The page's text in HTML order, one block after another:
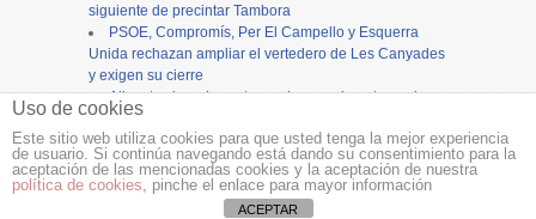
siguiente de precintar Tambora
PSOE, Compromís, Per El Campello y Esquerra
Unida rechazan ampliar el vertedero de Les Canyades
y exigen su cierre
Alicante cierra los actos en honor a la patrona, la
Virgen del Remedio, con una concurrida procesión
Copyright ©12tvy12endigital.es
Uso de cookies
Este sitio web utiliza cookies para que usted tenga la mejor experiencia
de usuario. Si continúa navegando está dando su consentimiento para la
aceptación de las mencionadas cookies y la aceptación de nuestra
política de cookies, pinche el enlace para mayor información
ACEPTAR